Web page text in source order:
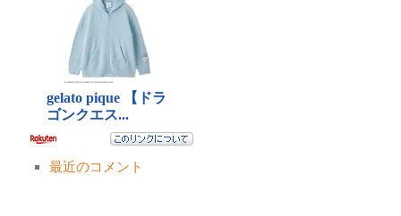
最近のコメント